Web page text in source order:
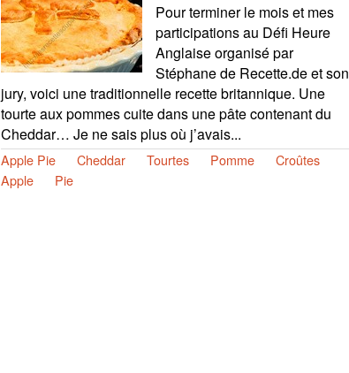
Pour terminer le mois et mes
participations au Défi Heure
Anglaise organisé par
Stéphane de Recette.de et son
jury, voici une traditionnelle recette britannique. Une
tourte aux pommes cuite dans une pâte contenant du
Cheddar… Je ne sais plus où j’avais...
Apple Pie Cheddar Tourtes Pomme
Croûtes
Apple
Pie